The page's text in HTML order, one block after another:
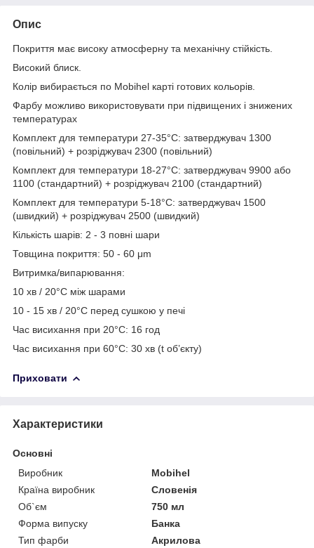
Опис
Покриття має високу атмосферну та механічну стійкість.
Високий блиск.
Колір вибирається по Mobihel карті готових кольорів.
Фарбу можливо використовувати при підвищених і знижених
температурах
Комплект для температури 27-35°C: затверджувач 1300
(повільний) + розріджувач 2300 (повільний)
Комплект для температури 18-27°C: затверджувач 9900 або
1100 (стандартний) + розріджувач 2100 (стандартний)
Комплект для температури 5-18°C: затверджувач 1500
(швидкий) + розріджувач 2500 (швидкий)
Кількість шарів: 2 - 3 повні шари
Товщина покриття: 50 - 60 μm
Витримка/випарювання:
10 хв / 20°C між шарами
10 - 15 хв / 20°C перед сушкою у печі
Час висихання при 20°C: 16 год
Час висихання при 60°C: 30 хв (t об’єкту)
Приховати
Характеристики
Основні
Виробник
Mobihel
Країна виробник
Словенія
Об`єм
750 мл
Форма випуску
Банка
Тип фарби
Акрилова